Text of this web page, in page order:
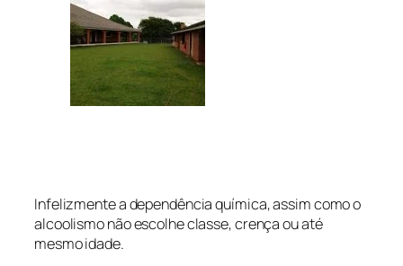
Infelizmente a dependência química, assim como o
alcoolismo não escolhe classe, crença ou até
mesmo idade.